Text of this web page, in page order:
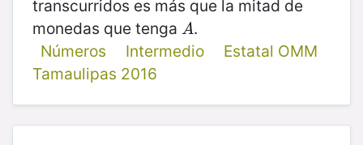
transcurridos es más que la mitad de
monedas que tenga A
A.
Números
Intermedio
Estatal OMM
Tamaulipas 2016